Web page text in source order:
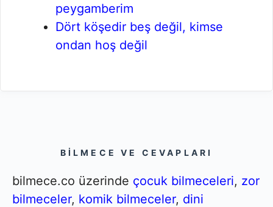
peygamberim
Dört köşedir beş değil, kimse
ondan hoş değil
BILMECE VE CEVAPLARI
bilmece.co üzerinde çocuk bilmeceleri, zor
bilmeceler, komik bilmeceler, dini